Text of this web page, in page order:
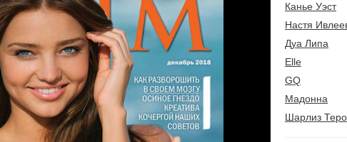
Канье Уэст
Настя
Дуа Липа
Elle
GQ
Мадонна
Шарлиз